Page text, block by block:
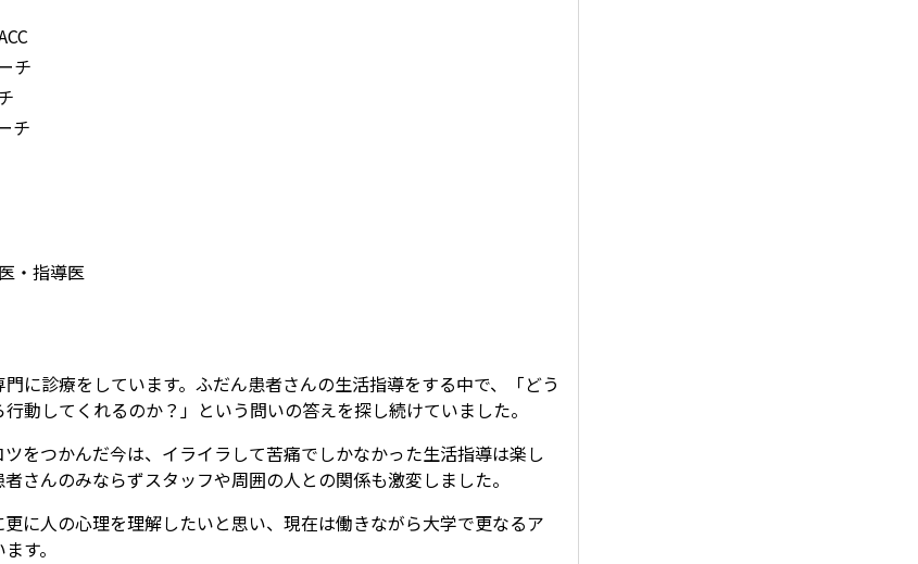
チ
チ
・指導医
に診療をしています。ふだん患者さんの生活指導をする中で、「どう
動してくれるのか？」という問いの答えを探し続けていました。
をつかんだ今は、イライラして苦痛でしかなかった生活指導は楽し
さんのみならずスタッフや周囲の人との関係も激変しました。
に人の心理を理解したいと思い、現在は働きながら大学で更なるア
す。